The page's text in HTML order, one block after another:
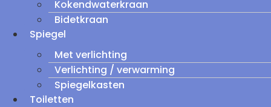
Kokendwaterkraan
Bidetkraan
Spiegel
Met verlichting
Verlichting / verwarming
Spiegelkasten
Toiletten